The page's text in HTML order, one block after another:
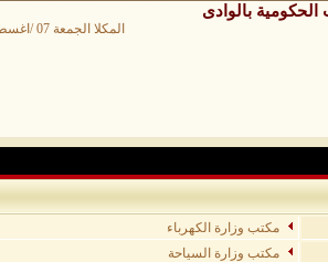
الحكومية بالوادى
المكلا الجمعة 07 /اغسطس/2026 | 12:00
مكتب وزارة الكهرباء
مكتب وزارة السياحة